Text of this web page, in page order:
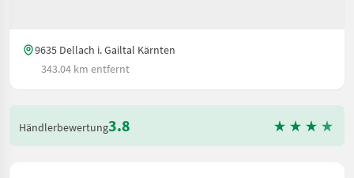
9635 Dellach i. Gailtal Kärnten
343.04 km entfernt
Händlerbewertung3.8